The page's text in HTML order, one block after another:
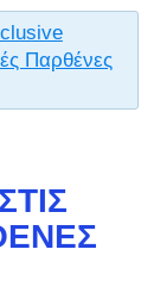
Παρθένες